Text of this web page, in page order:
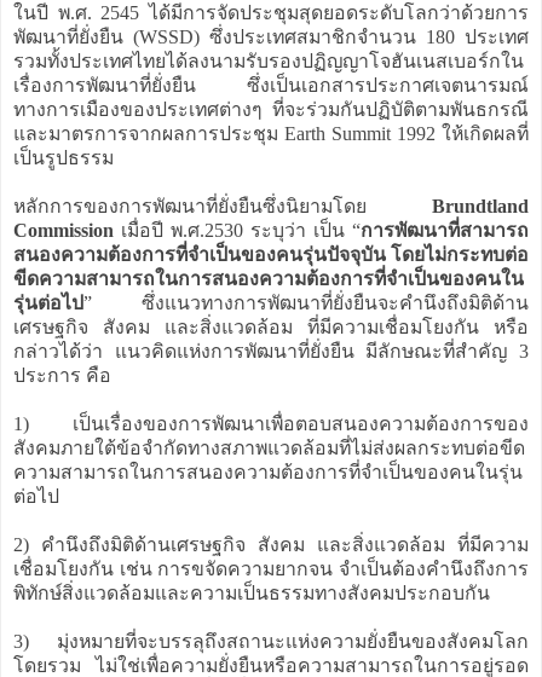
ในปี พ.ศ. 2545 ได้มีการจัดประชุมสุดยอดระดับโลกว่าด้วยการ
พัฒนาที่ยั่งยืน (WSSD) ซึ่งประเทศสมาชิกจำนวน 180 ประเทศ
รวมทั้งประเทศไทยได้ลงนามรับรองปฏิญญาโจฮันเนสเบอร์กใน
เรื่องการพัฒนาที่ยั่งยืน ซึ่งเป็นเอกสารประกาศเจตนารมณ์
ทางการเมืองของประเทศต่างๆ ที่จะร่วมกันปฏิบัติตามพันธกรณี
และมาตรการจากผลการประชุม Earth Summit 1992 ให้เกิดผลที่
เป็นรูปธรรม
หลักการของการพัฒนาที่ยั่งยืนซึ่งนิยามโดย Brundtland
Commission เมื่อปี พ.ศ.2530 ระบุว่า เป็น “การพัฒนาที่สามารถ
สนองความต้องการที่จำเป็นของคนรุ่นปัจจุบัน โดยไม่กระทบต่อ
ขีดความสามารถในการสนองความต้องการที่จำเป็นของคนใน
รุ่นต่อไป” ซึ่งแนวทางการพัฒนาที่ยั่งยืนจะคำนึงถึงมิติด้าน
เศรษฐกิจ สังคม และสิ่งแวดล้อม ที่มีความเชื่อมโยงกัน หรือ
กล่าวได้ว่า แนวคิดแห่งการพัฒนาที่ยั่งยืน มีลักษณะที่สำคัญ 3
ประการ คือ
1) เป็นเรื่องของการพัฒนาเพื่อตอบสนองความต้องการของ
สังคมภายใต้ข้อจำกัดทางสภาพแวดล้อมที่ไม่ส่งผลกระทบต่อขีด
ความสามารถในการสนองความต้องการที่จำเป็นของคนในรุ่น
ต่อไป
2) คำนึงถึงมิติด้านเศรษฐกิจ สังคม และสิ่งแวดล้อม ที่มีความ
เชื่อมโยงกัน เช่น การขจัดความยากจน จำเป็นต้องคำนึงถึงการ
พิทักษ์สิ่งแวดล้อมและความเป็นธรรมทางสังคมประกอบกัน
3) มุ่งหมายที่จะบรรลุถึงสถานะแห่งความยั่งยืนของสังคมโลก
โดยรวม ไม่ใช่เพื่อความยั่งยืนหรือความสามารถในการอยู่รอด